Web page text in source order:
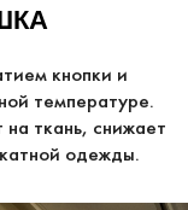
кнопки и
температуре.
ткань, снижает
одежды.